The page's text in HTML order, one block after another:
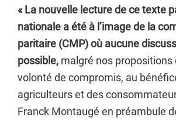
« La nouvelle lecture de ce texte
nationale a été à l’image de la
paritaire (CMP) où aucune
possible, malgré nos propositions
volonté de compromis, au
agriculteurs et des
Franck Montaugé en préambule